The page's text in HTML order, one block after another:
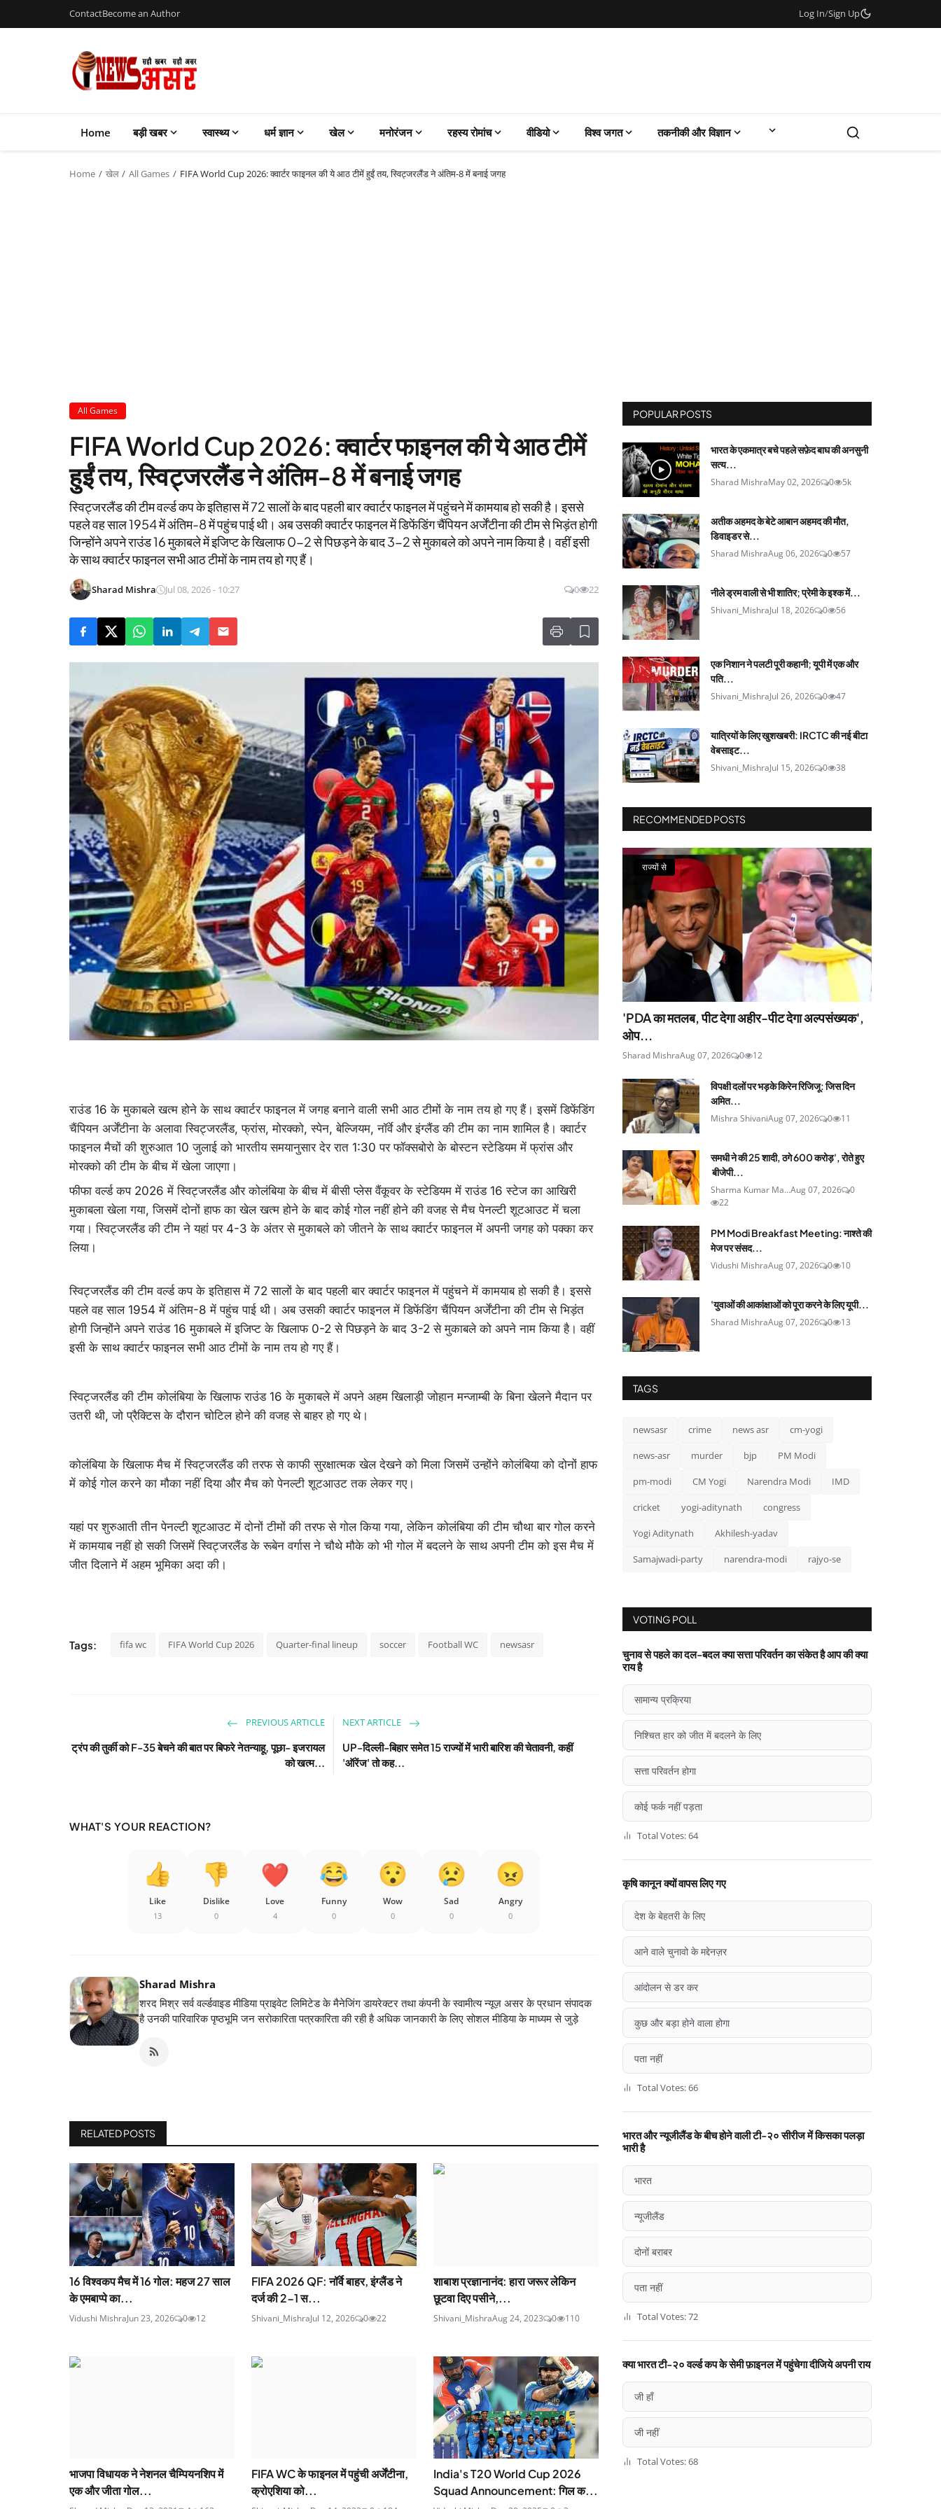
ContactBecome an Author Log In/Sign Up
Home बड़ी खबर स्वास्थ्य धर्म ज्ञान खेल मनोरंजन रहस्य रोमांच वीडियो विश्व जगत तकनीकी और विज्ञान
Home खेल All Games FIFA World Cup 2026: क्वार्टर फाइनल की ये आठ टीमें हुईं तय, स्विट्जरलैंड ने अंतिम-8 में बनाई जगह
All Games
FIFA World Cup 2026: क्वार्टर फाइनल की ये आठ टीमें
हुईं तय, स्विट्जरलैंड ने अंतिम-8 में बनाई जगह
स्विट्जरलैंड की टीम वर्ल्ड कप के इतिहास में 72 सालों के बाद पहली बार क्वार्टर फाइनल में पहुंचने में कामयाब हो सकी है। इससे
पहले वह साल 1954 में अंतिम-8 में पहुंच पाई थी। अब उसकी क्वार्टर फाइनल में डिफेंडिंग चैंपियन अर्जेंटीना की टीम से भिड़ंत होगी
जिन्होंने अपने राउंड 16 मुकाबले में इजिप्ट के खिलाफ 0-2 से पिछड़ने के बाद 3-2 से मुकाबले को अपने नाम किया है। वहीं इसी
के साथ क्वार्टर फाइनल सभी आठ टीमों के नाम तय हो गए हैं।
Sharad Mishra Jul 08, 2026 - 10:27 0 22
राउंड 16 के मुकाबले खत्म होने के साथ क्वार्टर फाइनल में जगह बनाने वाली सभी आठ टीमों के नाम तय हो गए हैं। इसमें डिफेंडिंग
चैंपियन अर्जेंटीना के अलावा स्विट्जरलैंड, फ्रांस, मोरक्को, स्पेन, बेल्जियम, नॉर्वे और इंग्लैंड की टीम का नाम शामिल है। क्वार्टर
फाइनल मैचों की शुरुआत 10 जुलाई को भारतीय समयानुसार देर रात 1:30 पर फॉक्सबोरो के बोस्टन स्टेडियम में फ्रांस और
मोरक्को की टीम के बीच में खेला जाएगा।
फीफा वर्ल्ड कप 2026 में स्विट्जरलैंड और कोलंबिया के बीच में बीसी प्लेस वैंकूवर के स्टेडियम में राउंड 16 स्टेज का आखिरी
मुकाबला खेला गया, जिसमें दोनों हाफ का खेल खत्म होने के बाद कोई गोल नहीं होने की वजह से मैच पेनल्टी शूटआउट में चला
गया। स्विट्जरलैंड की टीम ने यहां पर 4-3 के अंतर से मुकाबले को जीतने के साथ क्वार्टर फाइनल में अपनी जगह को पक्का कर
लिया।
स्विट्जरलैंड की टीम वर्ल्ड कप के इतिहास में 72 सालों के बाद पहली बार क्वार्टर फाइनल में पहुंचने में कामयाब हो सकी है। इससे
पहले वह साल 1954 में अंतिम-8 में पहुंच पाई थी। अब उसकी क्वार्टर फाइनल में डिफेंडिंग चैंपियन अर्जेंटीना की टीम से भिड़ंत
होगी जिन्होंने अपने राउंड 16 मुकाबले में इजिप्ट के खिलाफ 0-2 से पिछड़ने के बाद 3-2 से मुकाबले को अपने नाम किया है। वहीं
इसी के साथ क्वार्टर फाइनल सभी आठ टीमों के नाम तय हो गए हैं।
स्विट्जरलैंड की टीम कोलंबिया के खिलाफ राउंड 16 के मुकाबले में अपने अहम खिलाड़ी जोहान मन्जाम्बी के बिना खेलने मैदान पर
उतरी थी, जो प्रैक्टिस के दौरान चोटिल होने की वजह से बाहर हो गए थे।
कोलंबिया के खिलाफ मैच में स्विट्जरलैंड की तरफ से काफी सुरक्षात्मक खेल देखने को मिला जिसमें उन्होंने कोलंबिया को दोनों हाफ
में कोई गोल करने का मौका नहीं दिया और मैच को पेनल्टी शूटआउट तक लेकर गए।
यहां पर शुरुआती तीन पेनल्टी शूटआउट में दोनों टीमों की तरफ से गोल किया गया, लेकिन कोलंबिया की टीम चौथा बार गोल करने
में कामयाब नहीं हो सकी जिसमें स्विट्जरलैंड के रूबेन वर्गास ने चौथे मौके को भी गोल में बदलने के साथ अपनी टीम को इस मैच में
जीत दिलाने में अहम भूमिका अदा की।
Tags: fifa wc FIFA World Cup 2026 Quarter-final lineup soccer Football WC newsasr
PREVIOUS ARTICLE
ट्रंप की तुर्की को F-35 बेचने की बात पर बिफरे नेतन्याहू, पूछा- इजरायल
को खत्म...
NEXT ARTICLE
UP-दिल्ली-बिहार समेत 15 राज्यों में भारी बारिश की चेतावनी, कहीं
'ऑरेंज' तो कह...
WHAT'S YOUR REACTION?
Like
13
Dislike
0
Love
4
Funny
0
Wow
0
Sad
0
Angry
0
Sharad Mishra
शरद मिश्र सर्व वर्ल्डवाइड मीडिया प्राइवेट लिमिटेड के मैनेजिंग डायरेक्टर तथा कंपनी के स्वामीत्य न्यूज़ असर के प्रधान संपादक
है उनकी पारिवारिक पृष्ठभूमि जन सरोकारिता पत्रकारिता की रही है अधिक जानकारी के लिए सोशल मीडिया के माध्यम से जुड़े
RELATED POSTS
16 विश्वकप मैच में 16 गोल: महज 27 साल
के एमबाप्पे का...
Vidushi MishraJun 23, 2026 0 12
FIFA 2026 QF: नॉर्वे बाहर, इंग्लैंड ने
दर्ज की 2-1 स...
Shivani_MishraJul 12, 2026 0 22
शाबाश प्रज्ञानानंद: हारा जरूर लेकिन
छूटवा दिए पसीने,...
Shivani_MishraAug 24, 2023 0 110
भाजपा विधायक ने नेशनल चैम्पियनशिप में
एक और जीता गोल...
FIFA WC के फाइनल में पहुंची अर्जेंटीना,
क्रोएशिया को...
India's T20 World Cup 2026
Squad Announcement: गिल क...
POPULAR POSTS
भारत के एकमात्र बचे पहले सफ़ेद बाघ की अनसुनी
सत्य...
Sharad MishraMay 02, 2026 0 5k
अतीक अहमद के बेटे आबान अहमद की मौत,
डिवाइडर से...
Sharad MishraAug 06, 2026 0 57
नीले ड्रम वाली से भी शातिर; प्रेमी के इश्‍क में...
Shivani_MishraJul 18, 2026 0 56
एक निशान ने पलटी पूरी कहानी; यूपी में एक और
पति...
Shivani_MishraJul 26, 2026 0 47
यात्रियों के लिए खुशखबरी: IRCTC की नई बीटा
वेबसाइट...
Shivani_MishraJul 15, 2026 0 38
RECOMMENDED POSTS
राज्यों से
'PDA का मतलब, पीट देगा अहीर-पीट देगा अल्पसंख्यक',
ओप...
Sharad MishraAug 07, 2026 0 12
विपक्षी दलों पर भड़के किरेन रिजिजू: जिस दिन
अमित...
Mishra ShivaniAug 07, 2026 0 11
समधी ने की 25 शादी, ठगे 600 करोड़', रोते हुए
बीजेपी...
Sharma Kumar Ma...Aug 07, 2026
0
22
PM Modi Breakfast Meeting: नाश्ते की
मेज पर संसद...
Vidushi MishraAug 07, 2026 0 10
'युवाओं की आकांक्षाओं को पूरा करने के लिए यूपी...
Sharad MishraAug 07, 2026 0 13
TAGS
newsasr crime news asr cm-yogi
news-asr murder bjp PM Modi
pm-modi CM Yogi Narendra Modi IMD
cricket yogi-aditynath congress
Yogi Aditynath Akhilesh-yadav
Samajwadi-party narendra-modi rajyo-se
VOTING POLL
चुनाव से पहले का दल-बदल क्या सत्ता परिवर्तन का संकेत है आप की क्या
राय है
सामान्य प्रक्रिया
निश्चित हार को जीत में बदलने के लिए
सत्ता परिवर्तन होगा
कोई फर्क नहीं पड़ता
Total Votes: 64
कृषि कानून क्यों वापस लिए गए
देश के बेहतरी के लिए
आने वाले चुनावो के मद्देनज़र
आंदोलन से डर कर
कुछ और बड़ा होने वाला होगा
पता नहीं
Total Votes: 66
भारत और न्यूजीलैंड के बीच होने वाली टी-२० सीरीज में किसका पलड़ा
भारी है
भारत
न्यूजीलैंड
दोनों बराबर
पता नहीं
Total Votes: 72
क्या भारत टी-२० वर्ल्ड कप के सेमी फ़ाइनल में पहुंचेगा दीजिये अपनी राय
जी हाँ
जी नहीं
Total Votes: 68